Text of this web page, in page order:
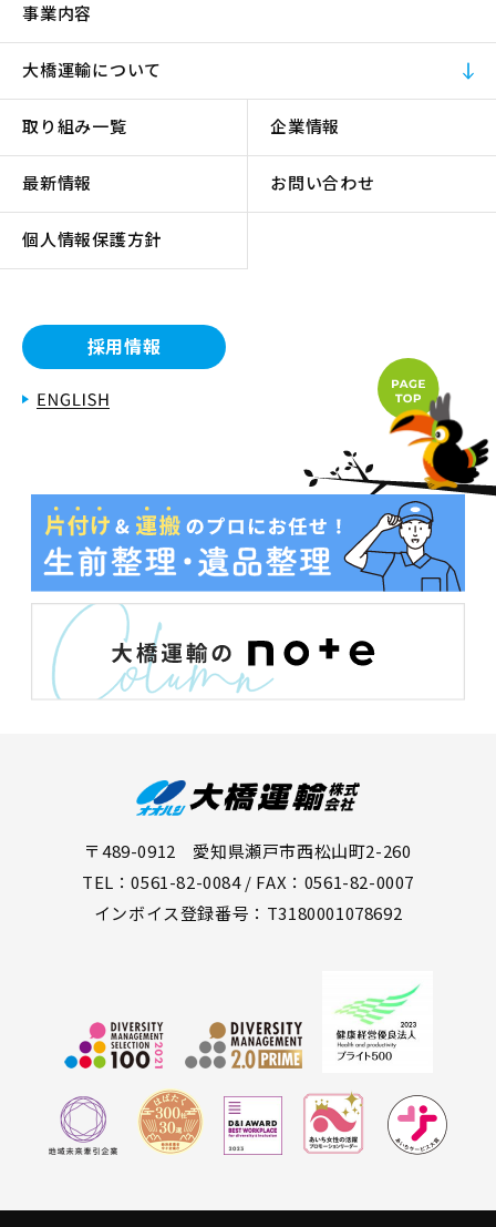
事業内容
大橋運輸について
取り組み一覧 企業情報
最新情報 お問い合わせ
個人情報保護方針
採用情報
〒489-0912 愛知県瀬戸市西松山町2-260
TEL：0561-82-0084 / FAX：0561-82-0007
インボイス登録番号：T3180001078692